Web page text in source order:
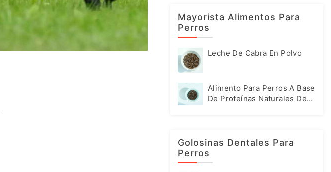
Mayorista Alimentos Para
Perros
Leche De Cabra En Polvo
Alimento Para Perros A Base
De Proteínas Naturales De
Golosinas Dentales Para
Perros